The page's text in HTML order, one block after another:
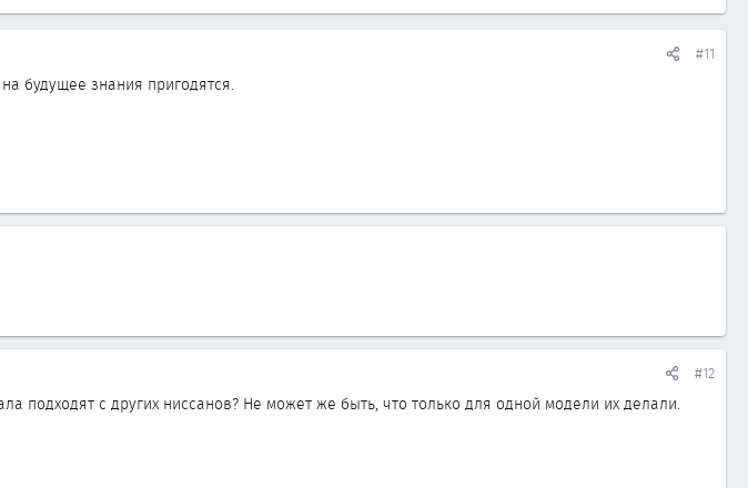
#11
будущее знания пригодятся.
#12
подходят с других ниссанов? Не может же быть, что только для одной модели их делали.